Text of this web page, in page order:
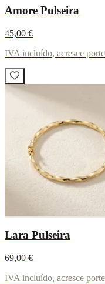
Amore Pulseira
45,00 €
IVA incluído, acresce
Lara Pulseira
69,00 €
IVA incluído, acresce